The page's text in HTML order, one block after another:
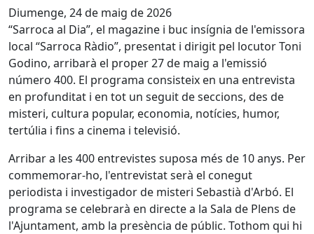
Diumenge, 24 de maig de 2026
“Sarroca al Dia”, el magazine i buc insígnia de l'emissora
local “Sarroca Ràdio”, presentat i dirigit pel locutor Toni
Godino, arribarà el proper 27 de maig a l'emissió
número 400. El programa consisteix en una entrevista
en profunditat i en tot un seguit de seccions, des de
misteri, cultura popular, economia, notícies, humor,
tertúlia i fins a cinema i televisió.
Arribar a les 400 entrevistes suposa més de 10 anys. Per
commemorar-ho, l'entrevistat serà el conegut
periodista i investigador de misteri Sebastià d'Arbó. El
programa se celebrarà en directe a la Sala de Plens de
l'Ajuntament, amb la presència de públic. Tothom qui hi